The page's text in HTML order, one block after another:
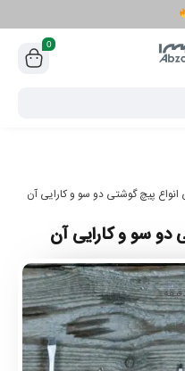
0
انواع پیچ گوشتی دو سو و کارایی آن
دو سو و کارایی آن